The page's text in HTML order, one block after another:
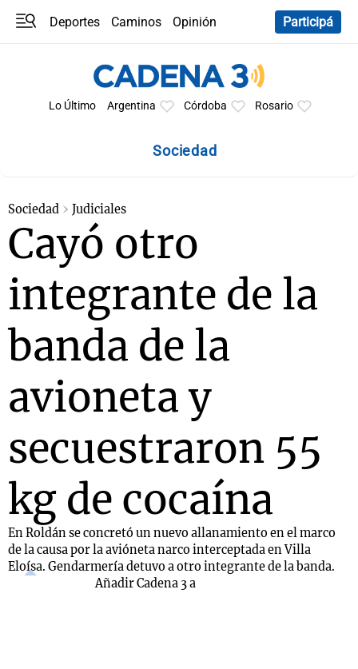
Deportes Caminos
Opinión
Participá
Lo Último Argentina Córdoba Rosario
Sociedad
Sociedad Judiciales
Cayó otro
integrante de la
banda de la
avioneta y
secuestraron 55
kg de cocaína
En Roldán se concretó un nuevo allanamiento en el marco
de la causa por la avióneta narco interceptada en Villa
Eloísa. Gendarmería detuvo a otro integrante de la banda.
Añadir Cadena 3 a